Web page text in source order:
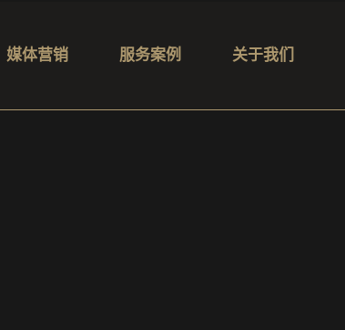
媒体营销 服务案例 关于我们